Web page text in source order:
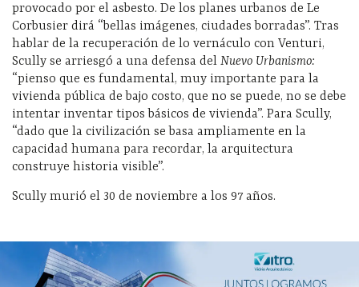
provocado por el asbesto. De los planes urbanos de Le
Corbusier dirá “bellas imágenes, ciudades borradas”. Tras
hablar de la recuperación de lo vernáculo con Venturi,
Scully se arriesgó a una defensa del Nuevo Urbanismo:
“pienso que es fundamental, muy importante para la
vivienda pública de bajo costo, que no se puede, no se debe
intentar inventar tipos básicos de vivienda”. Para Scully,
“dado que la civilización se basa ampliamente en la
capacidad humana para recordar, la arquitectura
construye historia visible”.
Scully murió el 30 de noviembre a los 97 años.